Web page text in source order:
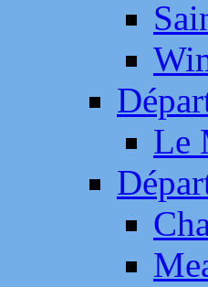
Le